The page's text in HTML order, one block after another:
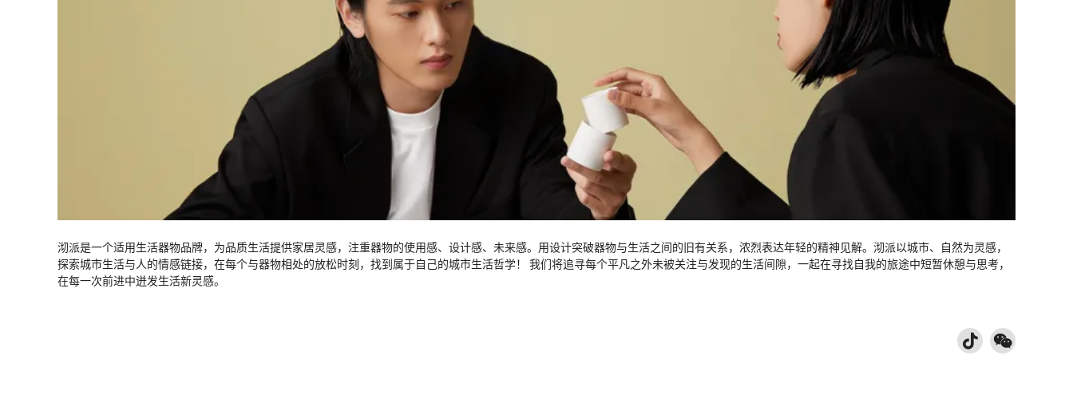
沏派是一个适用生活器物品牌，为品质生活提供家居灵感，注重器物的使用感、设计感、未来感。用设计突破器物与生活之间的旧有关系，浓烈表达年轻的精神见解。沏派以城市、自然为灵感，
探索城市生活与人的情感链接，在每个与器物相处的放松时刻，找到属于自己的城市生活哲学！ 我们将追寻每个平凡之外未被关注与发现的生活间隙，一起在寻找自我的旅途中短暂休憩与思考，
在每一次前进中迸发生活新灵感。